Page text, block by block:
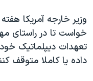
وزیر خارجه آمریکا
خواست تا در راستای
تعهدات دیپلماتیک
داده یا کاملا متوقف